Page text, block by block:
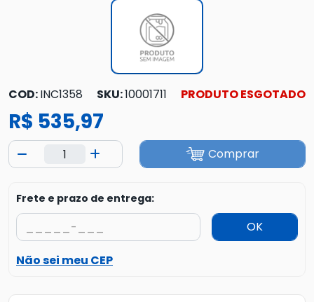
COD:INC1358 SKU:10001711 PRODUTO ESGOTADO
R$ 535,97
Comprar
Frete e prazo de entrega:
OK
Não sei meu CEP